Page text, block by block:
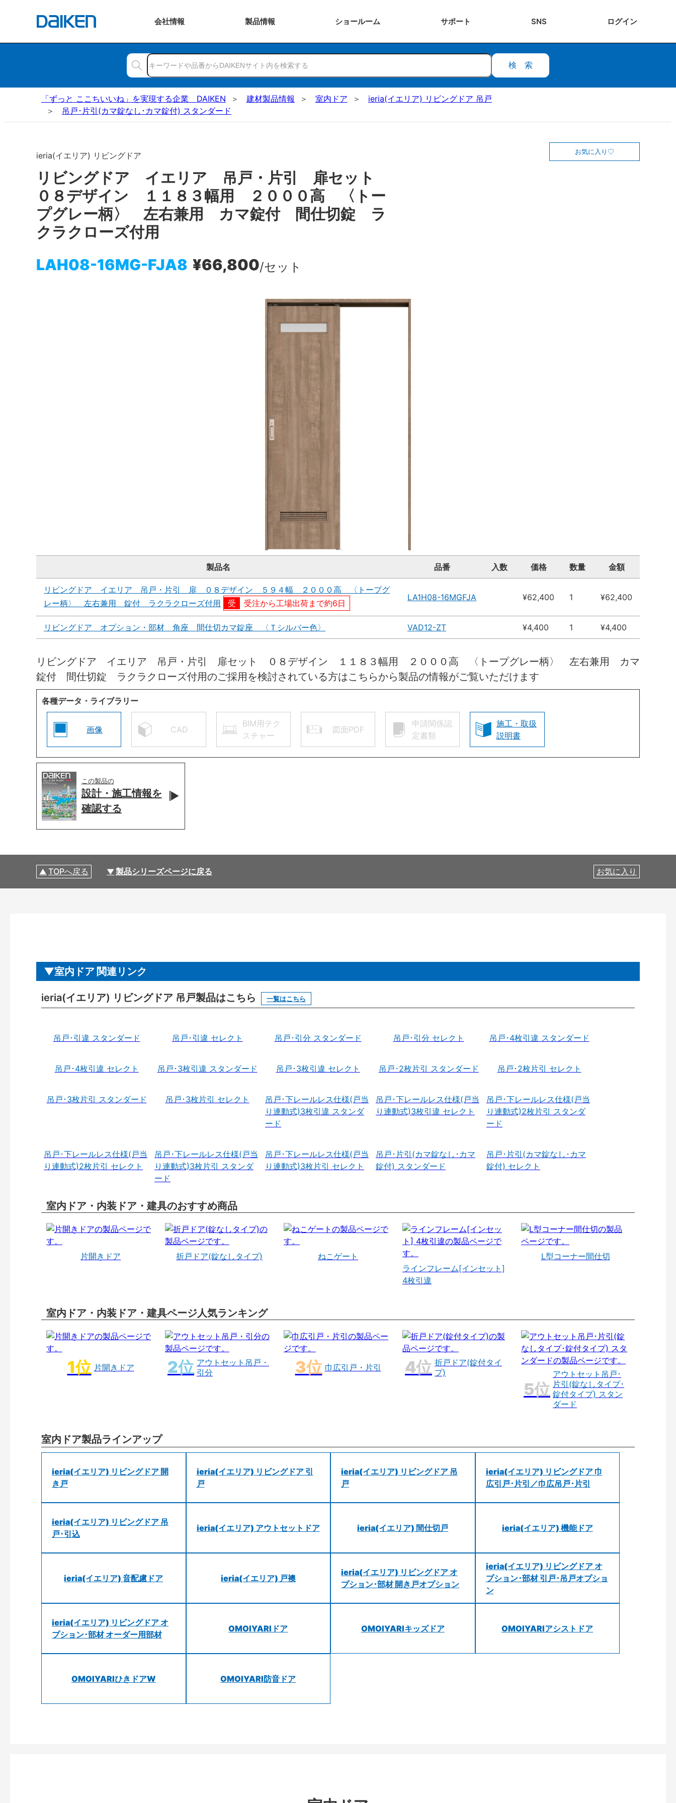
会社情報 製品情報 ショールーム サポート SNS ログイン
検索
「ずっと ここちいいね」を実現する企業 DAIKEN 建材製品情報 室内ドア
ieria(イエリア) リビングドア 吊戸
吊戸･片引(カマ錠なし･カマ錠付) スタンダード
ieria(イエリア) リビングドア
リビングドア イエリア 吊戸・片引 扉セット
０８デザイン １１８３幅用 ２０００高 〈トー
プグレー柄〉 左右兼用 カマ錠付 間仕切錠 ラ
クラクローズ付用
LAH08-16MG-FJA8 ¥66,800/セット
お気に入り
製品名 品番 入数 価格 数量 金額
リビングドア イエリア 吊戸・片引 扉 ０８デザイン ５９４幅 ２０００高 〈トープグ
レー柄〉 左右兼用 錠付 ラクラクローズ付用
受注から工場出荷まで約6日
LA1H08-16MGFJA ¥62,400 1 ¥62,400
リビングドア オプション・部材 角座 間仕切カマ錠座 〈Ｔシルバー色〉 VAD12-ZT ¥4,400 1 ¥4,400
リビングドア イエリア 吊戸・片引 扉セット ０８デザイン １１８３幅用 ２０００高 〈トープグレー柄〉 左右兼用 カマ
錠付 間仕切錠 ラクラクローズ付用のご採用を検討されている方はこちらから製品の情報がご覧いただけます
各種データ・ライブラリー
画像 CAD
BIM用テク
スチャー
図面PDF
申請関係認
定書類
施工・取扱
説明書
この製品の
設計・施工情報を
確認する
TOPへ戻る 製品シリーズページに戻る お気に入り
室内ドア 関連リンク
ieria(イエリア) リビングドア 吊戸製品はこちら 一覧はこちら
吊戸･引違 スタンダード 吊戸･引違 セレクト 吊戸･引分 スタンダード 吊戸･引分 セレクト 吊戸･4枚引違 スタンダード
吊戸･4枚引違 セレクト 吊戸･3枚引違 スタンダード 吊戸･3枚引違 セレクト 吊戸･2枚片引 スタンダード 吊戸･2枚片引 セレクト
吊戸･3枚片引 スタンダード 吊戸･3枚片引 セレクト
吊戸･下レールレス仕様(戸当
り連動式)3枚引違 スタンダ
ード
吊戸･下レールレス仕様(戸当
り連動式)3枚引違 セレクト
吊戸･下レールレス仕様(戸当
り連動式)2枚片引 スタンダ
ード
吊戸･下レールレス仕様(戸当
り連動式)2枚片引 セレクト
吊戸･下レールレス仕様(戸当
り連動式)3枚片引 スタンダ
ード
吊戸･下レールレス仕様(戸当
り連動式)3枚片引 セレクト
吊戸･片引(カマ錠なし･カマ
錠付) スタンダード
吊戸･片引(カマ錠なし･カマ
錠付) セレクト
室内ドア・内装ドア・建具のおすすめ商品
片開きドア 折戸ドア(錠なしタイプ)
ねこゲート
ラインフレーム[インセット]
4枚引違
L型コーナー間仕切
室内ドア・内装ドア・建具ページ人気ランキング
片開きドア
アウトセット吊戸・
引分
巾広引戸・片引
折戸ドア(錠付タイ
プ)
アウトセット吊戸･
片引(錠なしタイプ･
錠付タイプ) スタン
ダード
室内ドア製品ラインアップ
ieria(イエリア) リビングドア 開
き戸
ieria(イエリア) リビングドア 引
戸
ieria(イエリア) リビングドア 吊
戸
ieria(イエリア) リビングドア 巾
広引戸･片引／巾広吊戸･片引
ieria(イエリア) リビングドア 吊
戸･引込
ieria(イエリア) アウトセットドア ieria(イエリア) 間仕切戸 ieria(イエリア) 機能ドア
ieria(イエリア) 音配慮ドア ieria(イエリア) 戸襖
ieria(イエリア) リビングドア オ
プション･部材 開き戸オプション
ieria(イエリア) リビングドア オ
プション･部材 引戸･吊戸オプショ
ン
ieria(イエリア) リビングドア オ
プション･部材 オーダー用部材
OMOIYARIドア OMOIYARIキッズドア OMOIYARIアシストドア
OMOIYARIひきドアW OMOIYARI防音ドア